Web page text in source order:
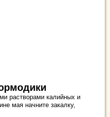
растворами калийных и
мая начните закалку,